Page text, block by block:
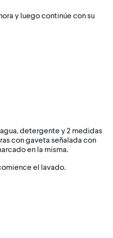
y luego continúe con su
detergente y 2 medidas
con gaveta señalada con
en la misma.
el lavado.